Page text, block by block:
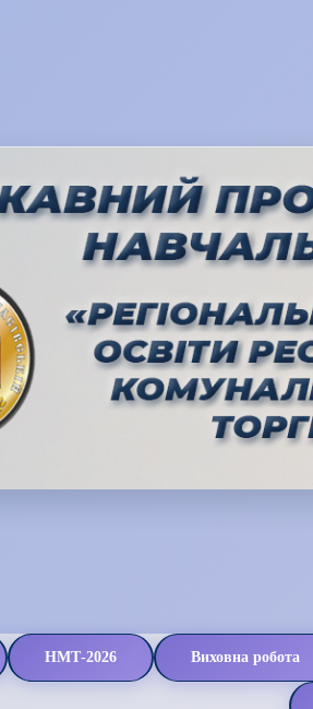
НМТ-2026 Виховна робота